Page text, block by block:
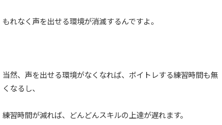
もれなく声を出せる環境が消滅するんですよ。
当然、声を出せる環境がなくなれば、ボイトレする練習時間も無
くなるし、
練習時間が減れば、どんどんスキルの上達が遅れます。